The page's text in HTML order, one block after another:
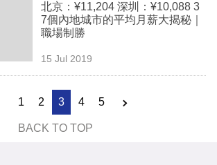
北京：¥11,204 深圳：¥10,088 3
7個內地城市的平均月薪大揭秘｜
職場制勝
15 Jul 2019
1 2 3 4 5
BACK TO TOP